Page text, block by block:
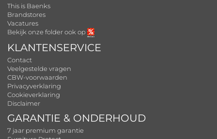
This is Baenks
Brandstores
Vacatures
Bekijk onze folder ook op
KLANTENSERVICE
Contact
Veelgestelde vragen
CBW-voorwaarden
Privacyverklaring
Cookieverklaring
Disclaimer
GARANTIE & ONDERHOUD
7 jaar premium garantie